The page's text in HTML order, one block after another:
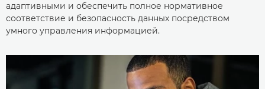
адаптивными и обеспечить полное нормативное
соответствие и безопасность данных посредством
умного управления информацией.